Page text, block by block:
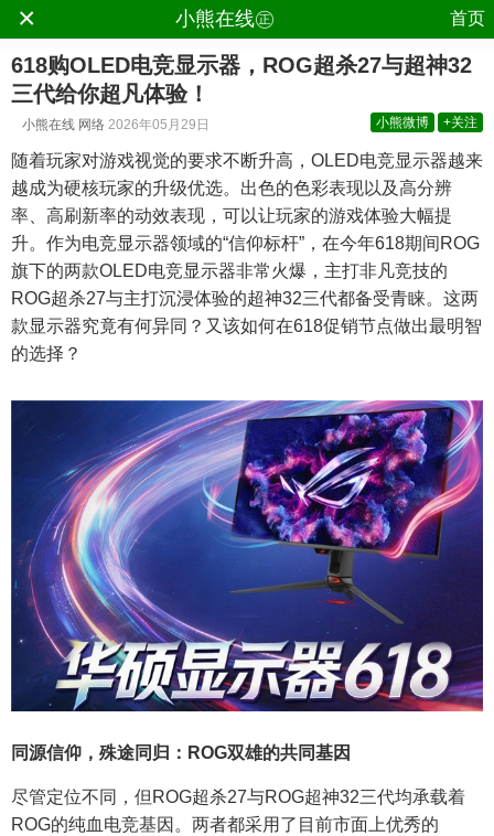
× 小熊在线㊣ 首页
618购OLED电竞显示器，ROG超杀27与超神32
三代给你超凡体验！
小熊在线 网络 2026年05月29日 小熊微博 +关注
随着玩家对游戏视觉的要求不断升高，OLED电竞显示器越来
越成为硬核玩家的升级优选。出色的色彩表现以及高分辨
率、高刷新率的动效表现，可以让玩家的游戏体验大幅提
升。作为电竞显示器领域的“信仰标杆”，在今年618期间ROG
旗下的两款OLED电竞显示器非常火爆，主打非凡竞技的
ROG超杀27与主打沉浸体验的超神32三代都备受青睐。这两
款显示器究竟有何异同？又该如何在618促销节点做出最明智
的选择？
同源信仰，殊途同归：ROG双雄的共同基因
尽管定位不同，但ROG超杀27与ROG超神32三代均承载着
ROG的纯血电竞基因。两者都采用了目前市面上优秀的